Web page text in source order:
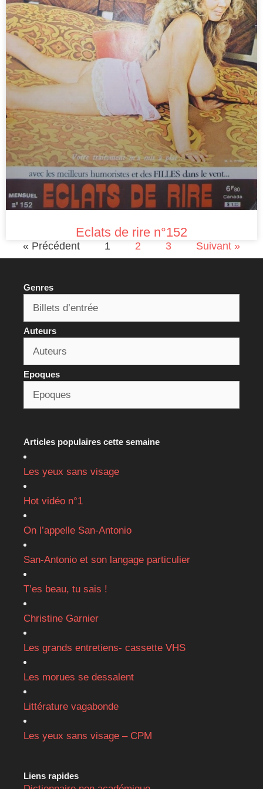
Eclats de rire n°152
« Précédent 1 2 3 Suivant »
Genres
Auteurs
Epoques
Articles populaires cette semaine
Les yeux sans visage
Hot vidéo n°1
On l’appelle San-Antonio
San-Antonio et son langage particulier
T’es beau, tu sais !
Christine Garnier
Les grands entretiens- cassette VHS
Les morues se dessalent
Littérature vagabonde
Les yeux sans visage – CPM
Liens rapides